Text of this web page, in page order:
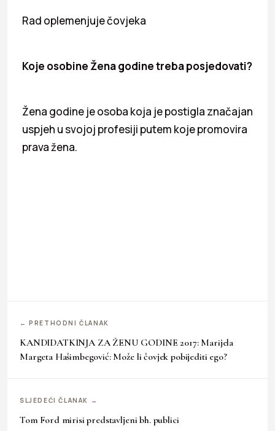
Rad oplemenjuje čovjeka
Koje osobine Žena godine treba posjedovati?
Žena godine je osoba koja je postigla značajan
uspjeh u svojoj profesiji putem koje promovira
prava žena.
← PRETHODNI ČLANAK
KANDIDATKINJA ZA ŽENU GODINE 2017: Marijela
Margeta Hašimbegović: Može li čovjek pobijediti ego?
SLJEDEĆI ČLANAK →
Tom Ford mirisi predstavljeni bh. publici